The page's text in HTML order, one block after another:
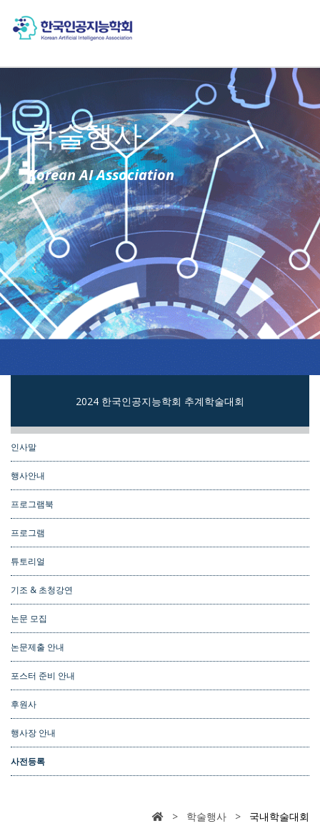
학술행사
Korean AI Association
2024 한국인공지능학회 추계학술대회
인사말
행사안내
프로그램북
프로그램
튜토리얼
기조 & 초청강연
논문 모집
논문제출 안내
포스터 준비 안내
후원사
행사장 안내
사전등록
> 학술행사 > 국내학술대회